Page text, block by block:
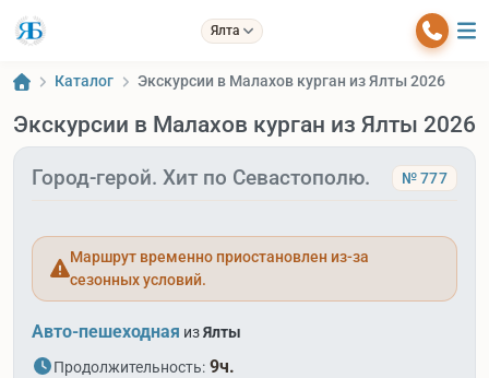
Ялта
Каталог Экскурсии в Малахов курган из Ялты 2026
Экскурсии в Малахов курган из Ялты 2026
Город-герой. Хит по Севастополю. № 777
Маршрут временно приостановлен из-за
сезонных условий.
Авто-пешеходная изЯлты
Продолжительность: 9ч.